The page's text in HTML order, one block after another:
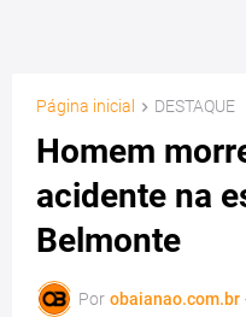
Página inicial DESTAQUE
Homem
acidente na
Belmonte
Por obaianao.com.br